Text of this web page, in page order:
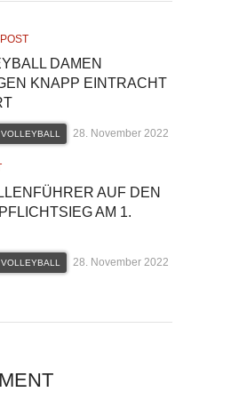
DAMEN
KNAPP EINTRACHT
VOLLEYBALL 28. November 2022
AUF DEN
AM 1.
VOLLEYBALL 28. November 2022